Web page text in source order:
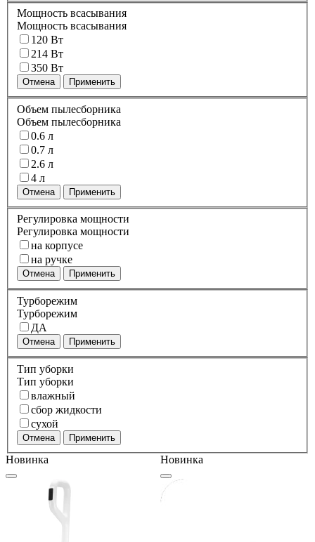
Мощность всасывания
Мощность всасывания
120 Вт
214 Вт
350 Вт
Отмена Применить
Объем пылесборника
Объем пылесборника
0.6 л
0.7 л
2.6 л
4 л
Отмена Применить
Регулировка мощности
Регулировка мощности
на корпусе
на ручке
Отмена Применить
Турборежим
Турборежим
ДА
Отмена Применить
Тип уборки
Тип уборки
влажный
сбор жидкости
сухой
Отмена Применить
Новинка Новинка